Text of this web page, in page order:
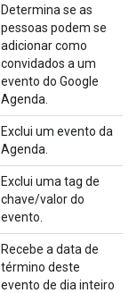
Determina se as
pessoas podem se
adicionar como
convidados a um
evento do Google
Agenda.
Exclui um evento da
Agenda.
Exclui uma tag de
chave/valor do
evento.
Recebe a data de
término deste
evento de dia inteiro